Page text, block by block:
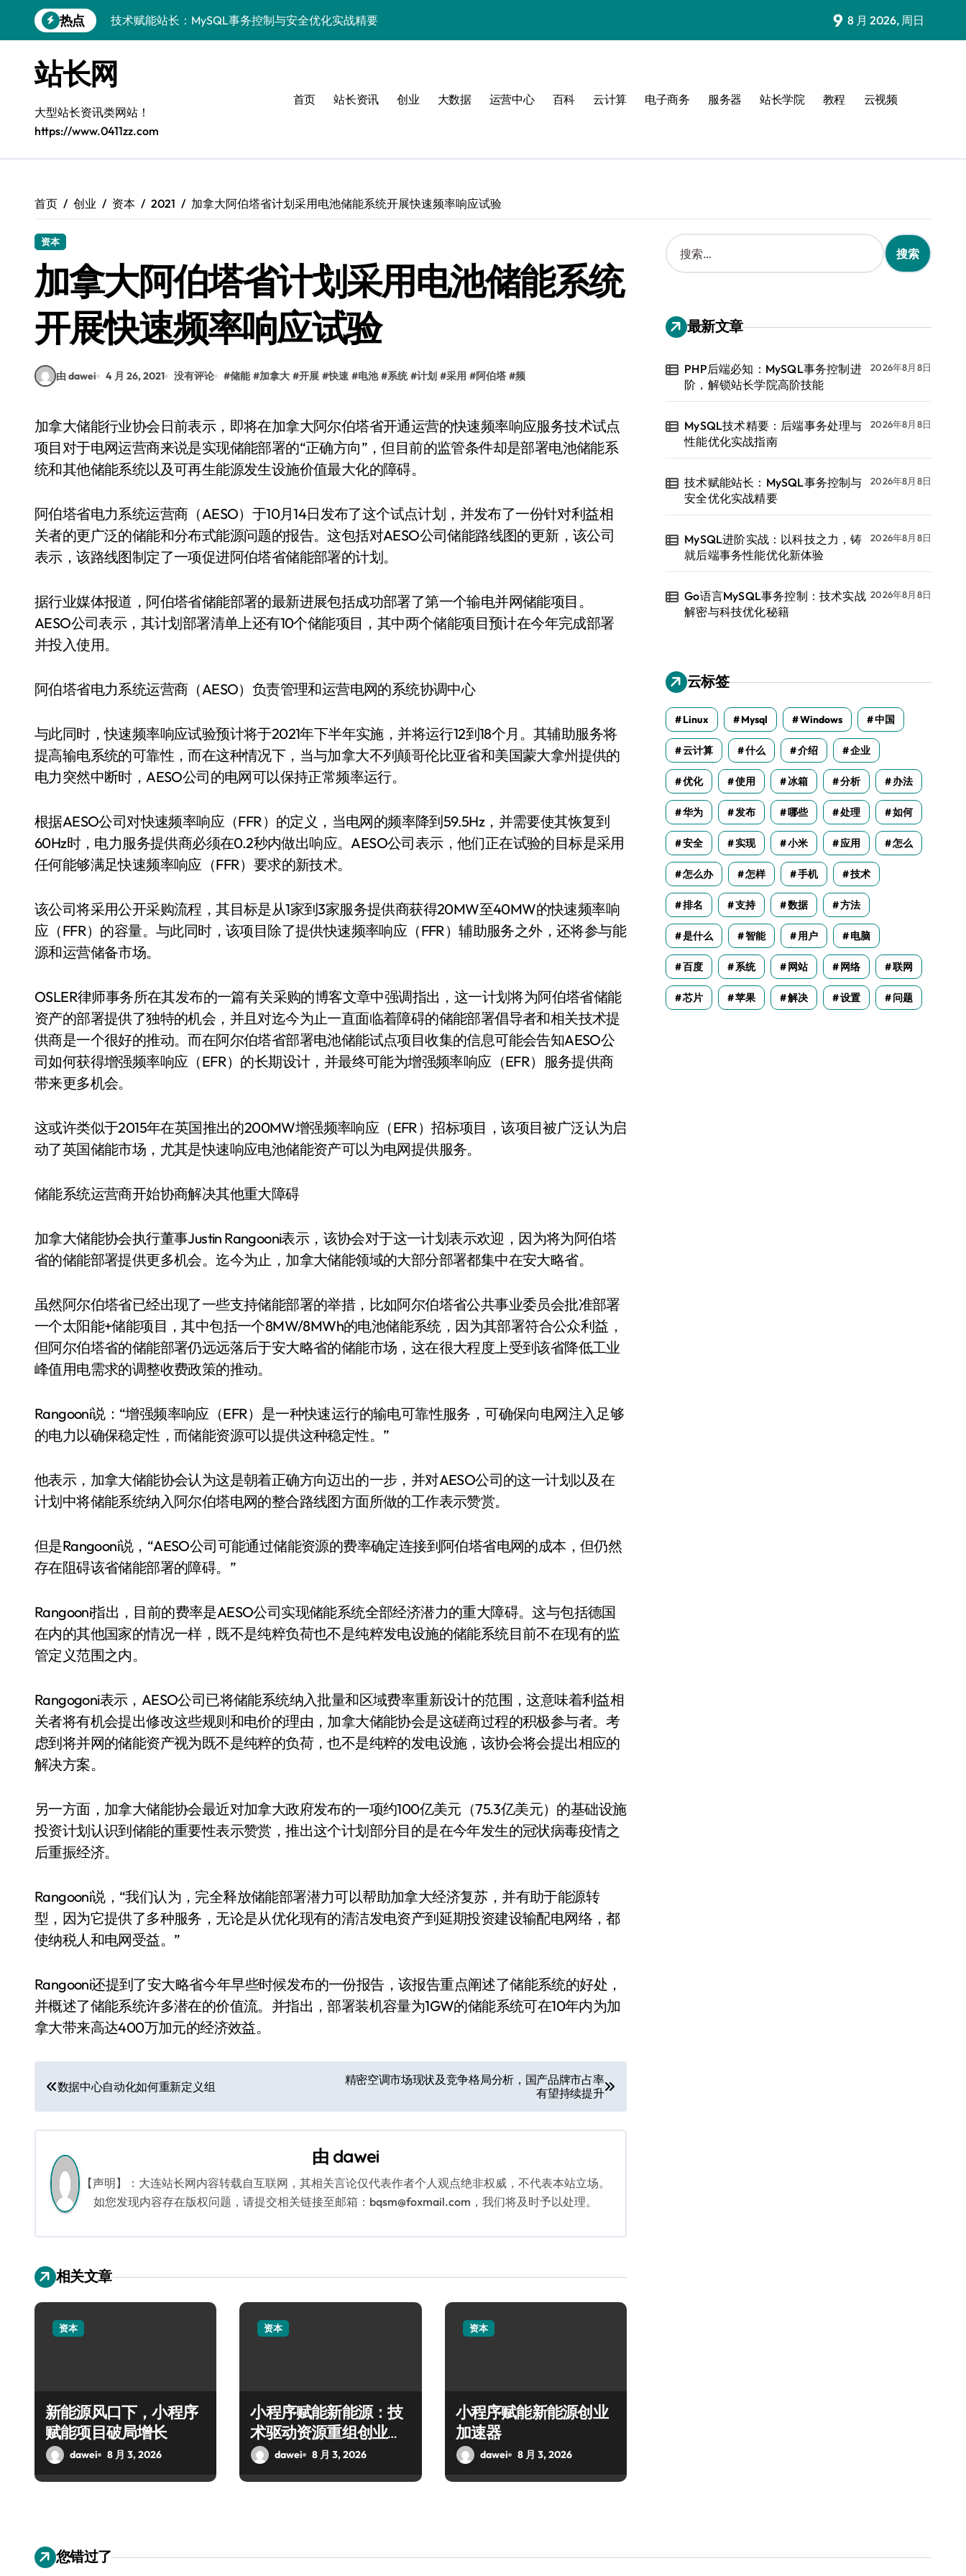
到
热点
技术赋能站长：MySQL事务控制与安全优化实战精要
Go语言MySQL事务控制：技术实战解密与科技优化秘籍
零基础启航：站长学院带你玩转MySQL事务控制绝技！
VR开发进阶秘籍：MySQL事务控制科技实战深度剖析
容器视角揭秘：MySQL事务处理实战科技精粹
MySQL事务控制精要：站长必知的技术合规风控实战指南
9 8 月 2026, 周日
站长网
大型站长资讯类网站！
https://www.0411zz.com
首页 站长资讯 创业 大数据 运营中心 百科 云计算 电子商务 服务器 站长学院 教程 云视频
首页 创业 资本 2021 加拿大阿伯塔省计划采用电池储能系统开展快速频率响应试验
资本
加拿大阿伯塔省计划采用电池储能系统
开展快速频率响应试验
由 dawei 4 月 26, 2021 没有评论 #储能 #加拿大 #开展 #快速 #电池 #系统 #计划 #采用 #阿伯塔 #频
加拿大储能行业协会日前表示，即将在加拿大阿尔伯塔省开通运营的快速频率响应服务技术试点
项目对于电网运营商来说是实现储能部署的“正确方向”，但目前的监管条件却是部署电池储能系
统和其他储能系统以及可再生能源发生设施价值最大化的障碍。
阿伯塔省电力系统运营商（AESO）于10月14日发布了这个试点计划，并发布了一份针对利益相
关者的更广泛的储能和分布式能源问题的报告。这包括对AESO公司储能路线图的更新，该公司
表示，该路线图制定了一项促进阿伯塔省储能部署的计划。
据行业媒体报道，阿伯塔省储能部署的最新进展包括成功部署了第一个输电并网储能项目。
AESO公司表示，其计划部署清单上还有10个储能项目，其中两个储能项目预计在今年完成部署
并投入使用。
阿伯塔省电力系统运营商（AESO）负责管理和运营电网的系统协调中心
与此同时，快速频率响应试验预计将于2021年下半年实施，并将运行12到18个月。其辅助服务将
提高输电系统的可靠性，而在这种情况下，当与加拿大不列颠哥伦比亚省和美国蒙大拿州提供的
电力突然中断时，AESO公司的电网可以保持正常频率运行。
根据AESO公司对快速频率响应（FFR）的定义，当电网的频率降到59.5Hz，并需要使其恢复到
60Hz时，电力服务提供商必须在0.2秒内做出响应。AESO公司表示，他们正在试验的目标是采用
任何能够满足快速频率响应（FFR）要求的新技术。
该公司将采用公开采购流程，其目标是从1家到3家服务提供商获得20MW至40MW的快速频率响
应（FFR）的容量。与此同时，该项目除了提供快速频率响应（FFR）辅助服务之外，还将参与能
源和运营储备市场。
OSLER律师事务所在其发布的一篇有关采购的博客文章中强调指出，这一计划将为阿伯塔省储能
资产的部署提供了独特的机会，并且对迄今为止一直面临着障碍的储能部署倡导者和相关技术提
供商是一个很好的推动。而在阿尔伯塔省部署电池储能试点项目收集的信息可能会告知AESO公
司如何获得增强频率响应（EFR）的长期设计，并最终可能为增强频率响应（EFR）服务提供商
带来更多机会。
这或许类似于2015年在英国推出的200MW增强频率响应（EFR）招标项目，该项目被广泛认为启
动了英国储能市场，尤其是快速响应电池储能资产可以为电网提供服务。
储能系统运营商开始协商解决其他重大障碍
加拿大储能协会执行董事Justin Rangooni表示，该协会对于这一计划表示欢迎，因为将为阿伯塔
省的储能部署提供更多机会。迄今为止，加拿大储能领域的大部分部署都集中在安大略省。
虽然阿尔伯塔省已经出现了一些支持储能部署的举措，比如阿尔伯塔省公共事业委员会批准部署
一个太阳能+储能项目，其中包括一个8MW/8MWh的电池储能系统，因为其部署符合公众利益，
但阿尔伯塔省的储能部署仍远远落后于安大略省的储能市场，这在很大程度上受到该省降低工业
峰值用电需求的调整收费政策的推动。
Rangooni说：“增强频率响应（EFR）是一种快速运行的输电可靠性服务，可确保向电网注入足够
的电力以确保稳定性，而储能资源可以提供这种稳定性。”
他表示，加拿大储能协会认为这是朝着正确方向迈出的一步，并对AESO公司的这一计划以及在
计划中将储能系统纳入阿尔伯塔电网的整合路线图方面所做的工作表示赞赏。
但是Rangooni说，“AESO公司可能通过储能资源的费率确定连接到阿伯塔省电网的成本，但仍然
存在阻碍该省储能部署的障碍。”
Rangooni指出，目前的费率是AESO公司实现储能系统全部经济潜力的重大障碍。这与包括德国
在内的其他国家的情况一样，既不是纯粹负荷也不是纯粹发电设施的储能系统目前不在现有的监
管定义范围之内。
Rangogoni表示，AESO公司已将储能系统纳入批量和区域费率重新设计的范围，这意味着利益相
关者将有机会提出修改这些规则和电价的理由，加拿大储能协会是这磋商过程的积极参与者。考
虑到将并网的储能资产视为既不是纯粹的负荷，也不是纯粹的发电设施，该协会将会提出相应的
解决方案。
另一方面，加拿大储能协会最近对加拿大政府发布的一项约100亿美元（75.3亿美元）的基础设施
投资计划认识到储能的重要性表示赞赏，推出这个计划部分目的是在今年发生的冠状病毒疫情之
后重振经济。
Rangooni说，“我们认为，完全释放储能部署潜力可以帮助加拿大经济复苏，并有助于能源转
型，因为它提供了多种服务，无论是从优化现有的清洁发电资产到延期投资建设输配电网络，都
使纳税人和电网受益。”
Rangooni还提到了安大略省今年早些时候发布的一份报告，该报告重点阐述了储能系统的好处，
并概述了储能系统许多潜在的价值流。并指出，部署装机容量为1GW的储能系统可在10年内为加
拿大带来高达400万加元的经济效益。
文
章
导
航
数据中心自动化如何重新定义组
精密空调市场现状及竞争格局分析，国产品牌市占率
有望持续提升
由 dawei
【声明】：大连站长网内容转载自互联网，其相关言论仅代表作者个人观点绝非权威，不代表本站立场。
如您发现内容存在版权问题，请提交相关链接至邮箱：bqsm@foxmail.com，我们将及时予以处理。
相关文章
资本
新能源风口下，小程序
赋能项目破局增长
dawei 8 月 3, 2026
资本
小程序赋能新能源：技
术驱动资源重组创业新
纪元dawei 8 月 3, 2026
资本
小程序赋能新能源创业
加速器
dawei 8 月 3, 2026
搜
索
：
最新文章
PHP后端必知：MySQL事务控制进
阶，解锁站长学院高阶技能
2026年8月8日
MySQL技术精要：后端事务处理与
性能优化实战指南
2026年8月8日
技术赋能站长：MySQL事务控制与
安全优化实战精要
2026年8月8日
MySQL进阶实战：以科技之力，铸
就后端事务性能优化新体验
2026年8月8日
Go语言MySQL事务控制：技术实战
解密与科技优化秘籍
2026年8月8日
云标签
Linux Mysql Windows 中国
云计算 什么 介绍 企业
优化 使用 冰箱 分析 办法
华为 发布 哪些 处理 如何
安全 实现 小米 应用 怎么
怎么办 怎样 手机 技术
排名 支持 数据 方法
是什么 智能 用户 电脑
百度 系统 网站 网络 联网
芯片 苹果 解决 设置 问题
您错过了